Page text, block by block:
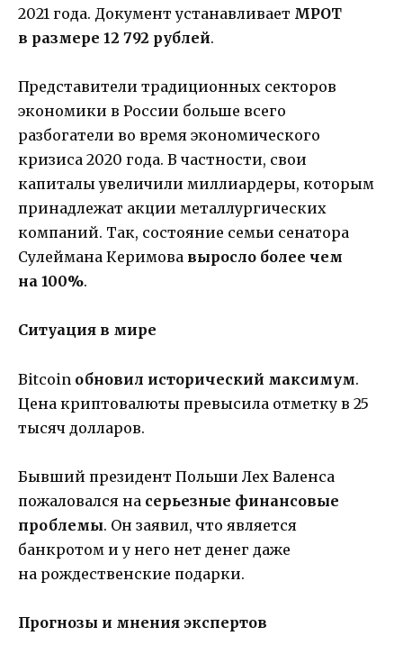
2021 года. Документ устанавливает МРОТ
в размере 12 792 рублей.
Представители традиционных секторов
экономики в России больше всего
разбогатели во время экономического
кризиса 2020 года. В частности, свои
капиталы увеличили миллиардеры, которым
принадлежат акции металлургических
компаний. Так, состояние семьи сенатора
Сулеймана Керимова выросло более чем
на 100%.
Ситуация в мире
Bitcoin обновил исторический максимум.
Цена криптовалюты превысила отметку в 25
тысяч долларов.
Бывший президент Польши Лех Валенса
пожаловался на серьезные финансовые
проблемы. Он заявил, что является
банкротом и у него нет денег даже
на рождественские подарки.
Прогнозы и мнения экспертов